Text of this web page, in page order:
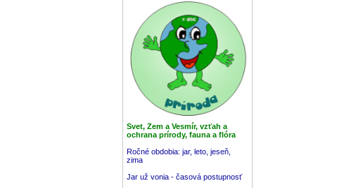
Svet, Zem a Vesmír, vzťah a
ochrana prírody, fauna a flóra
Ročné obdobia: jar, leto, jeseň,
zima
Jar už vonia - časová postupnosť